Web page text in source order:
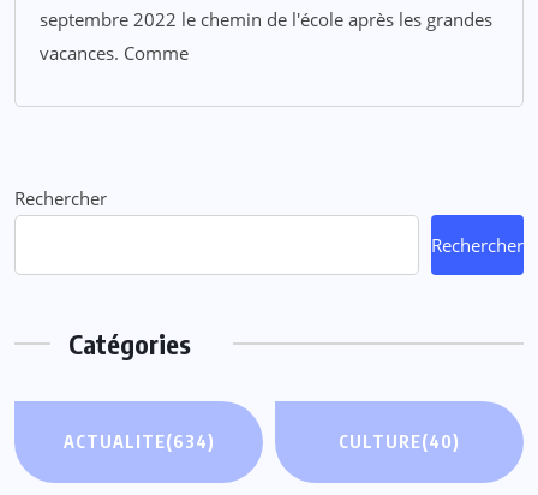
septembre 2022 le chemin de l'école après les grandes
vacances. Comme
Rechercher
Rechercher
Catégories
ACTUALITE(634) CULTURE(40)